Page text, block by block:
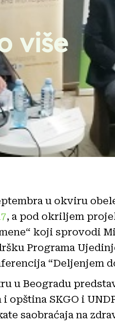
više
u okviru
, a pod okriljem
koji sprovodi
Programa
“Deljenjem
u Beogradu
SKGO i
saobraćaja na